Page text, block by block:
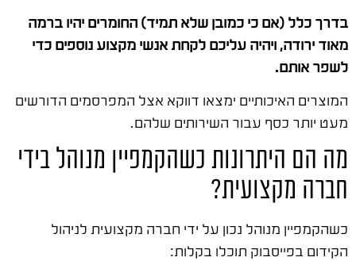
בדרך כלל (אם כי כמובן שלא תמיד) החומרים יהיו ברמה
מאוד ירודה, ויהיה עליכם לקחת אנשי מקצוע נוספים כדי
לשפר אותם.
המוצרים האיכותיים ימצאו דווקא אצל המפרסמים הדורשים
מעט יותר כסף עבור השירותים שלהם.
מה הם היתרונות כשהקמפיין מנוהל בידי
חברה מקצועית?
כשהקמפיין מנוהל נכון על ידי חברה מקצועית לניהול
הקידום בפייסבוק תוכלו בקלות: